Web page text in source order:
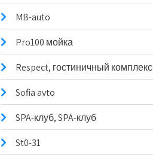
MB-auto
Pro100 мойка
Respect, гостиничный комплекс
Sofia avto
SPA-клуб, SPA-клуб
St0-31